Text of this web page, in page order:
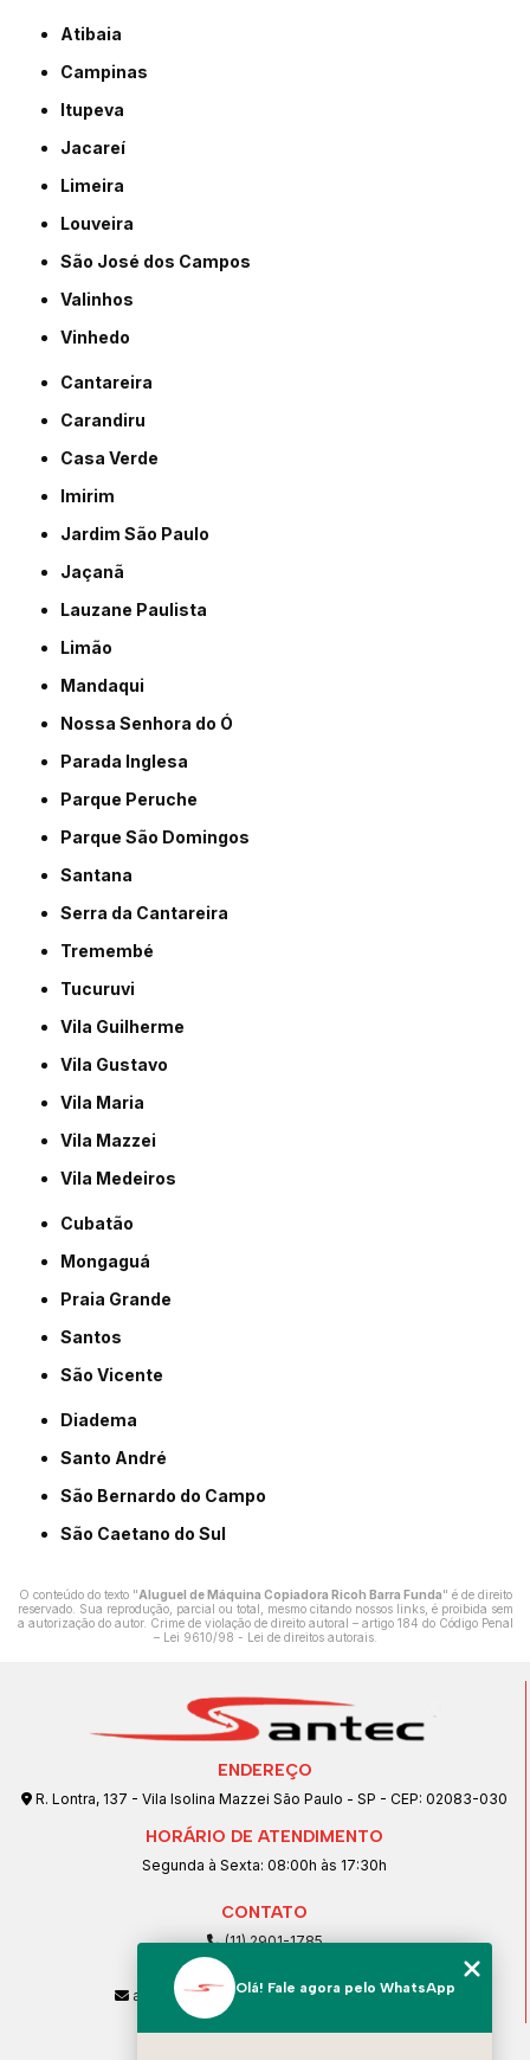
Atibaia
Campinas
Itupeva
Jacareí
Limeira
Louveira
São José dos Campos
Valinhos
Vinhedo
Cantareira
Carandiru
Casa Verde
Imirim
Jardim São Paulo
Jaçanã
Lauzane Paulista
Limão
Mandaqui
Nossa Senhora do Ó
Parada Inglesa
Parque Peruche
Parque São Domingos
Santana
Serra da Cantareira
Tremembé
Tucuruvi
Vila Guilherme
Vila Gustavo
Vila Maria
Vila Mazzei
Vila Medeiros
Cubatão
Mongaguá
Praia Grande
Santos
São Vicente
Diadema
Santo André
São Bernardo do Campo
São Caetano do Sul
O conteúdo do texto "Aluguel de Máquina Copiadora Ricoh Barra Funda" é de direito
reservado. Sua reprodução, parcial ou total, mesmo citando nossos links, é proibida sem
a autorização do autor. Crime de violação de direito autoral – artigo 184 do Código Penal
– Lei 9610/98 - Lei de direitos autorais.
ENDEREÇO
R. Lontra, 137 - Vila Isolina Mazzei São Paulo - SP - CEP: 02083-030
HORÁRIO DE ATENDIMENTO
Segunda à Sexta: 08:00h às 17:30h
CONTATO
(11) 2901-1785
(11) 99239-1832
atendimento@santeccopiadoras.com.br
Olá! Fale agora pelo WhatsApp